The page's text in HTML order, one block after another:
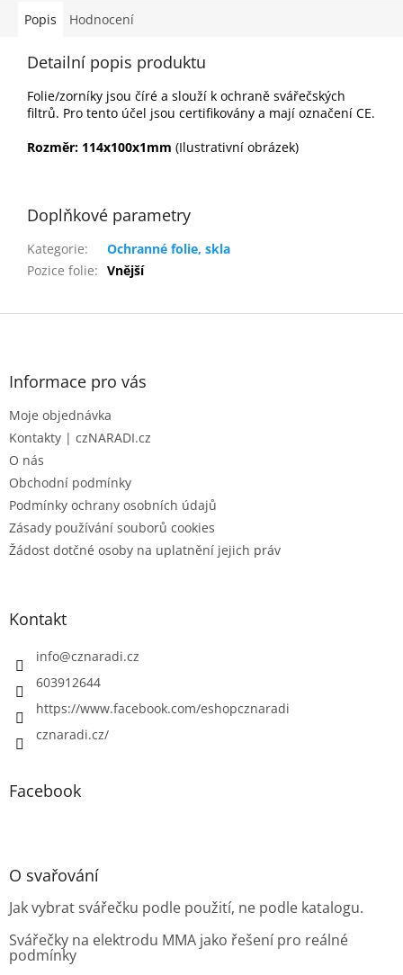
Popis Hodnocení
Detailní popis produktu
Folie/zorníky jsou číré a slouží k ochraně svářečských
filtrů. Pro tento účel jsou certifikovány a mají označení CE.
Rozměr: 114x100x1mm (Ilustrativní obrázek)
Doplňkové parametry
Kategorie:
Ochranné folie, skla
Pozice folie: Vnější
Z
Informace pro vás
Moje objednávka
Kontakty | czNARADI.cz
O nás
Obchodní podmínky
Podmínky ochrany osobních údajů
Zásady používání souborů cookies
Žádost dotčné osoby na uplatnění jejich práv
Kontakt
info@cznaradi.cz
603912644
https://www.facebook.com/eshopcznaradi
cznaradi.cz/
Facebook
O svařování
Jak vybrat svářečku podle použití, ne podle katalogu.
Svářečky na elektrodu MMA jako řešení pro reálné
podmínky